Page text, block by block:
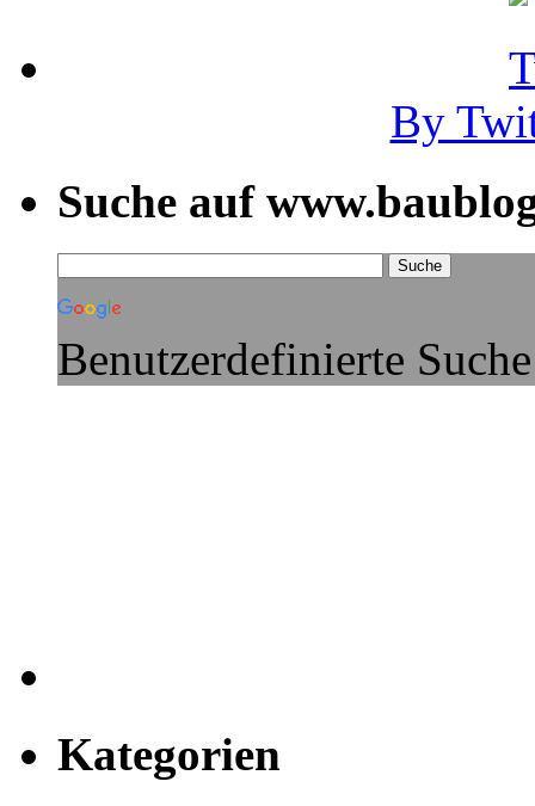
By
Suche auf
Benutzerdefinierte Suche
Kategorien